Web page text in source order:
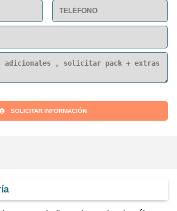
SOLICITAR INFORMACIÓN